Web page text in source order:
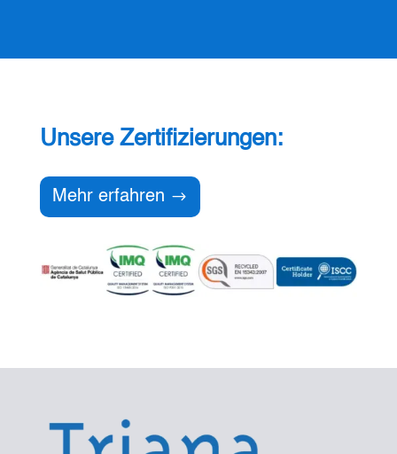
Unsere Zertifizierungen:
Mehr erfahren